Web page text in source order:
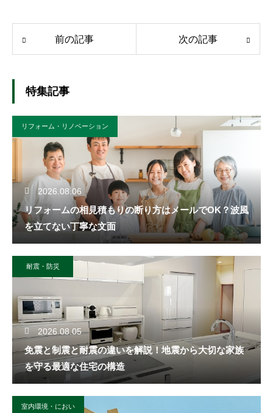
前の記事 次の記事
特集記事
リフォーム・リノベーション
2026.08.06
リフォームの相見積もりの断り方はメールでOK？波風
を立てない丁寧な文面
耐震・防災
2026.08.05
免震と制震と耐震の違いを解説！地震から大切な家族
を守る最適な住宅の構造
室内環境・におい